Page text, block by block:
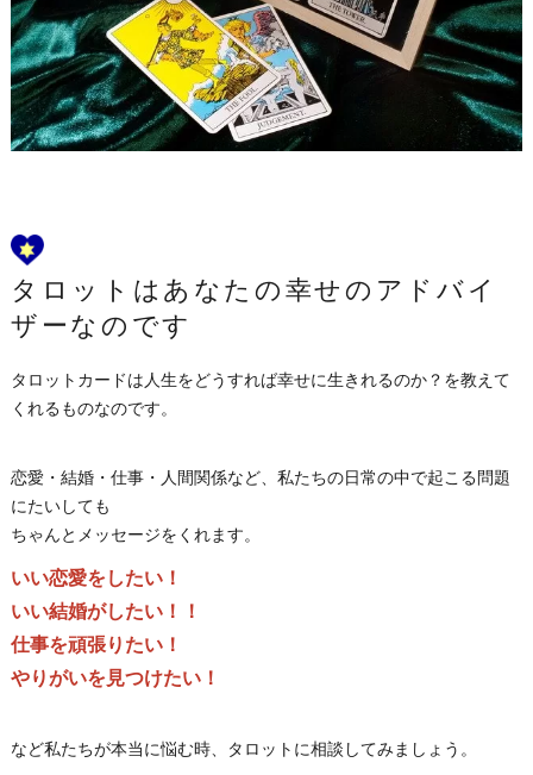
タロットはあなたの幸せのアドバイ
ザーなのです
タロットカードは人生をどうすれば幸せに生きれるのか？を教えて
くれるものなのです。
恋愛・結婚・仕事・人間関係など、私たちの日常の中で起こる問題
にたいしても
ちゃんとメッセージをくれます。
いい恋愛をしたい！
いい結婚がしたい！！
仕事を頑張りたい！
やりがいを見つけたい！
など私たちが本当に悩む時、タロットに相談してみましょう。